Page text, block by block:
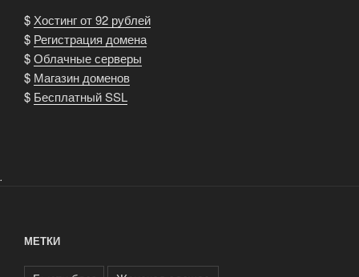
$Хостинг от 92 рублей
$ Регистрация домена
$Облачные серверы
$ Магазин доменов
$ Бесплатный SSL
.
МЕТКИ